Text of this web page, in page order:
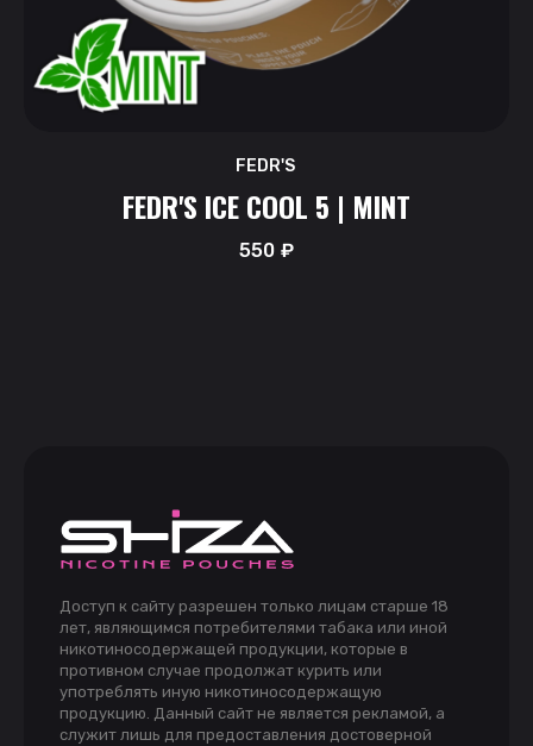
FEDR'S
FEDR'S ICE COOL 5 | MINT
550₽
Доступ к сайту разрешен только лицам старше 18
лет, являющимся потребителями табака или иной
никотиносодержащей продукции, которые в
противном случае продолжат курить или
употреблять иную никотиносодержащую
продукцию. Данный сайт не является рекламой, а
служит лишь для предоставления достоверной